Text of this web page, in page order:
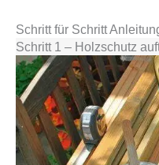
Schritt für Schritt
Schritt 1 – Holzschutz